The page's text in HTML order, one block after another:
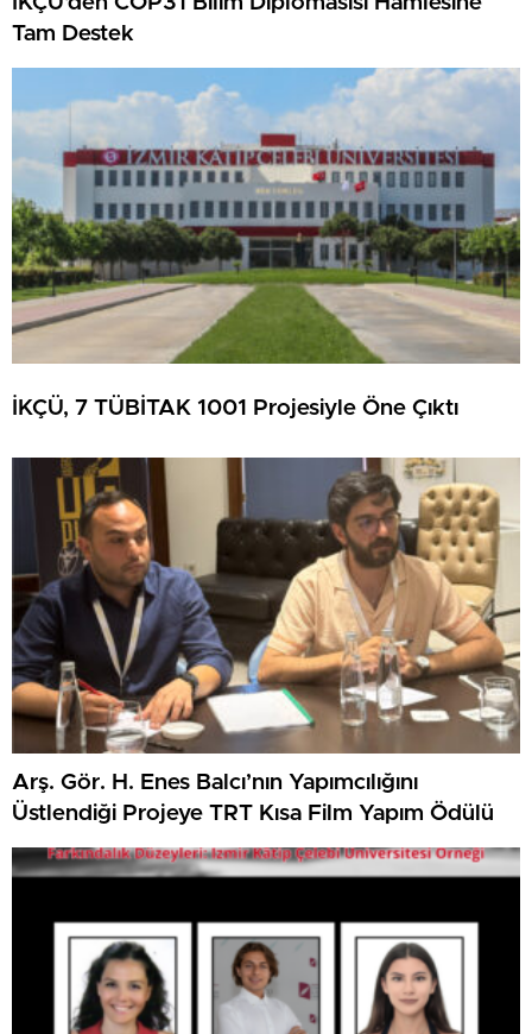
Tam Destek
İKÇÜ, 7 TÜBİTAK 1001 Projesiyle Öne Çıktı
Arş. Gör. H. Enes Balcı’nın Yapımcılığını
Üstlendiği Projeye TRT Kısa Film Yapım Ödülü